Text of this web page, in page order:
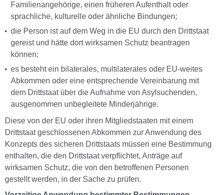
Familienangehörige, einen früheren Aufenthalt oder
sprachliche, kulturelle oder ähnliche Bindungen;
die Person ist auf dem Weg in die EU durch den Drittstaat
gereist und hätte dort wirksamen Schutz beantragen
können;
es besteht ein bilaterales, multilaterales oder EU-weites
Abkommen oder eine entsprechende Vereinbarung mit
dem Drittstaat über die Aufnahme von Asylsuchenden,
ausgenommen unbegleitete Minderjährige.
Diese von der EU oder ihren Mitgliedstaaten mit einem
Drittstaat geschlossenen Abkommen zur Anwendung des
Konzepts des sicheren Drittstaats müssen eine Bestimmung
enthalten, die den Drittstaat verpflichtet, Anträge auf
wirksamen Schutz, die von den betroffenen Personen
gestellt werden, in der Sache zu prüfen.